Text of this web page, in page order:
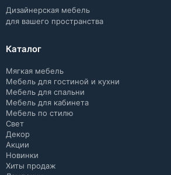
Дизайнерская мебель
для вашего пространства
Каталог
Мягкая мебель
Мебель для гостиной и кухни
Мебель для спальни
Мебель для кабинета
Мебель по стилю
Свет
Декор
Акции
Новинки
Хиты продаж